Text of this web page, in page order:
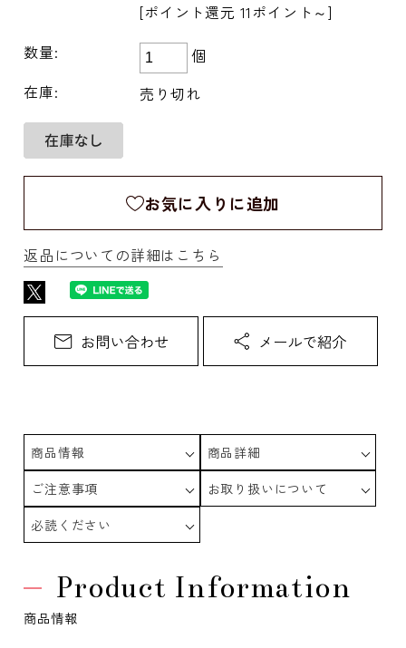
[ポイント還元 11ポイント～]
数量:
個
在庫:
売り切れ
お気に入りに追加
返品についての詳細はこちら
商品情報
商品詳細
ご注意事項
お取り扱いについて
必読ください
Product Information
商品情報